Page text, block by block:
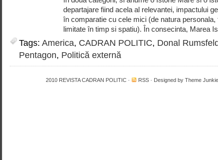
departajare fiind acela al relevantei, impactului
în comparatie cu cele mici (de natura personala,
limitate în timp si spatiu). În consecinta, Marea
Tags: America, CADRAN POLITIC, Donal
Pentagon, Politică externă
2010 REVISTA CADRAN POLITIC · RSS · Designed by Theme Junkie